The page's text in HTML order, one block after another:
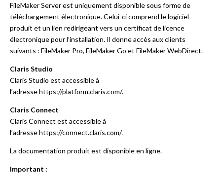
FileMaker Server est uniquement disponible sous forme de
téléchargement électronique. Celui-ci comprend le logiciel
produit et un lien redirigeant vers un certificat de licence
électronique pour l’installation. Il donne accès aux clients
suivants : FileMaker Pro, FileMaker Go et FileMaker WebDirect.
Claris Studio
Claris Studio est accessible à
l’adressehttps://platform.claris.com/.
Claris Connect
Claris Connect est accessible à
l’adressehttps://connect.claris.com/.
La documentation produit est disponible en ligne.
Important :